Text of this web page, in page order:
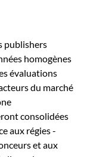
publishers
homogènes
évaluations
du marché
consolidées
aux régies -
et aux